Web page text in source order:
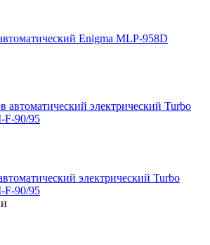
Enigma MLP-958D
электрический Turbo
F-90/95